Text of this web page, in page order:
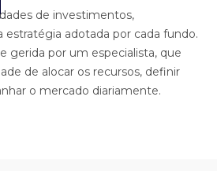
de investimentos,
estratégia adotada por cada fundo.
gerida por um especialista, que
de alocar os recursos, definir
o mercado diariamente.